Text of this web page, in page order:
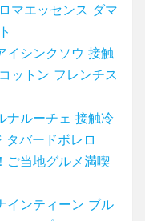
マエッセンス ダマ
シンクソウ 接触
ットン フレンチス
ルーチェ 接触冷
バードボレロ
当地グルメ満喫
ンティーン ブル